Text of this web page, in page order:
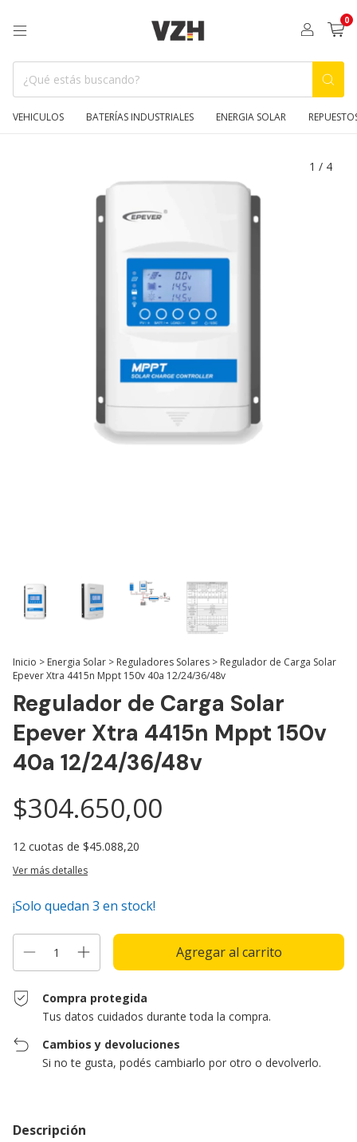
0
VEHICULOS BATERÍAS INDUSTRIALES ENERGIA SOLAR
1 / 4
Inicio > Energia Solar > Reguladores Solares > Regulador de Carga Solar
Epever Xtra 4415n Mppt 150v 40a 12/24/36/48v
Regulador de Carga Solar
Epever Xtra 4415n Mppt 150v
40a 12/24/36/48v
$304.650,00
12 cuotas de $45.088,20
Ver más detalles
¡Solo quedan 3 en stock!
Compra protegida
Tus datos cuidados durante toda la compra.
Cambios y devoluciones
Si no te gusta, podés cambiarlo por otro o devolverlo.
Descripción